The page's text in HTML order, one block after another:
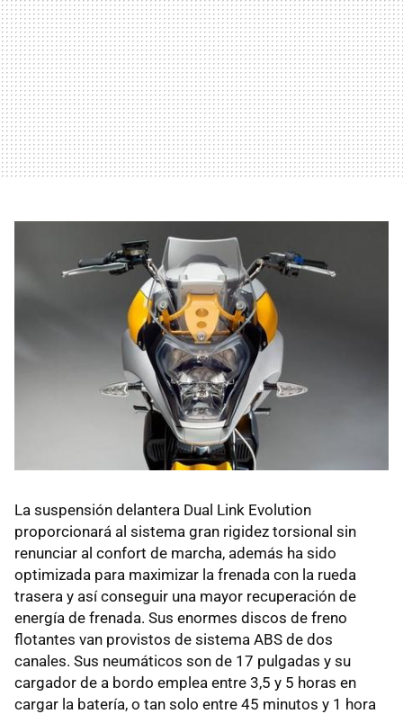
La suspensión delantera Dual Link Evolution
proporcionará al sistema gran rigidez torsional sin
renunciar al confort de marcha, además ha sido
optimizada para maximizar la frenada con la rueda
trasera y así conseguir una mayor recuperación de
energía de frenada. Sus enormes discos de freno
flotantes van provistos de sistema ABS de dos
canales. Sus neumáticos son de 17 pulgadas y su
cargador de a bordo emplea entre 3,5 y 5 horas en
cargar la batería, o tan solo entre 45 minutos y 1 hora